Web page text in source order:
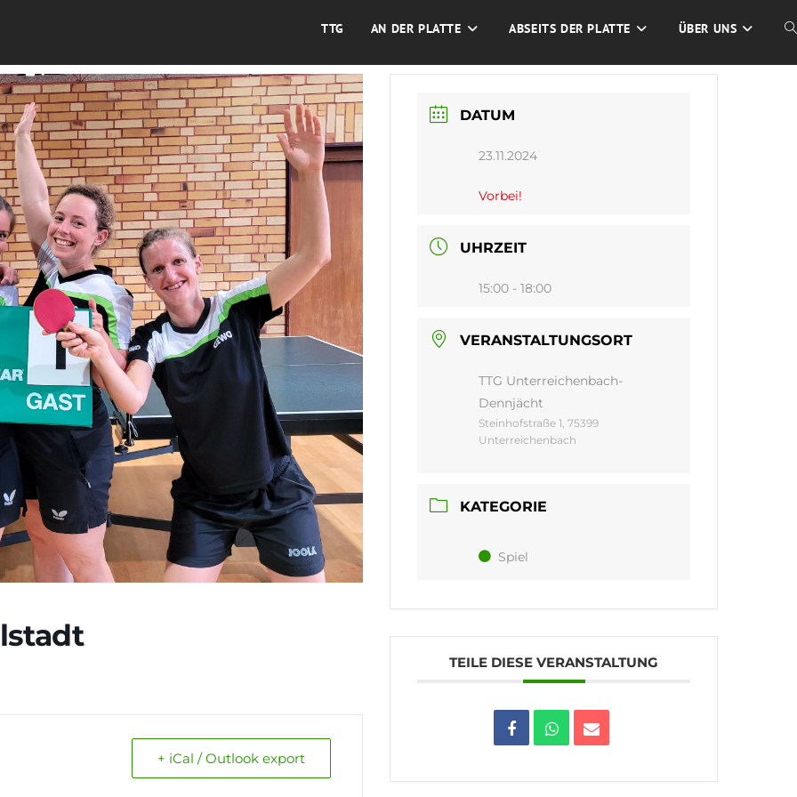
TTG AN DER PLATTE ABSEITS DER PLATTE ÜBER UNS
+ iCal / Outlook export
DATUM
23.11.2024
Vorbei!
UHRZEIT
15:00 - 18:00
VERANSTALTUNGSORT
TTG Unterreichenbach-
Dennjächt
Steinhofstraße 1, 75399
Unterreichenbach
KATEGORIE
Spiel
TEILE DIESE VERANSTALTUNG